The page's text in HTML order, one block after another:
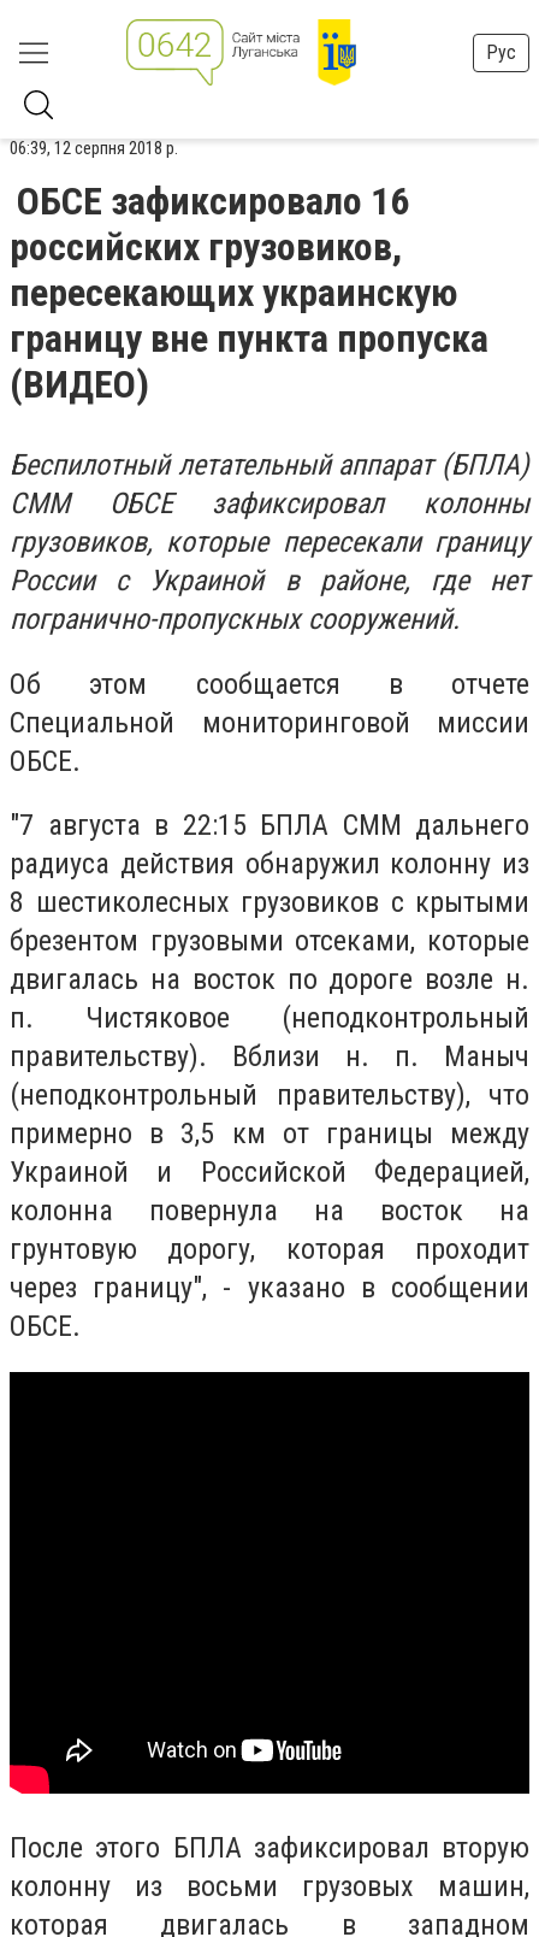
Рус
06:39, 12 серпня 2018 р.
ОБСЕ зафиксировало 16
российских грузовиков,
пересекающих украинскую
границу вне пункта пропуска
(ВИДЕО)
Беспилотный летательный аппарат (БПЛА)
СММ ОБСЕ зафиксировал колонны
грузовиков, которые пересекали границу
России с Украиной в районе, где нет
погранично-пропускных сооружений.
Об этом сообщается в отчете
Специальной мониторинговой миссии
ОБСЕ.
"7 августа в 22:15 БПЛА СММ дальнего
радиуса действия обнаружил колонну из
8 шестиколесных грузовиков с крытыми
брезентом грузовыми отсеками, которые
двигалась на восток по дороге возле н.
п. Чистяковое (неподконтрольный
правительству). Вблизи н. п. Маныч
(неподконтрольный правительству), что
примерно в 3,5 км от границы между
Украиной и Российской Федерацией,
колонна повернула на восток на
грунтовую дорогу, которая проходит
через границу", - указано в сообщении
ОБСЕ.
После этого БПЛА зафиксировал вторую
колонну из восьми грузовых машин,
которая двигалась в западном